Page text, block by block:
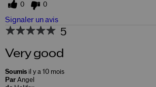
0 0
Signaler un avis
5
Very good
Soumis il y a 10 mois
Par Angel